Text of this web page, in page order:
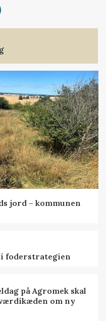
jord – kommunen
i foderstrategien
på Agromek skal
om ny